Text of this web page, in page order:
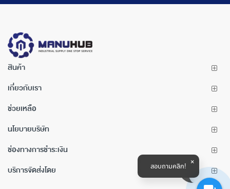
สินค้า
เกี่ยวกับเรา
ช่วยเหลือ
นโยบายบริษัท
ช่องทางการชำระเงิน
บริการจัดส่งโดย
สอบถามคลิก!